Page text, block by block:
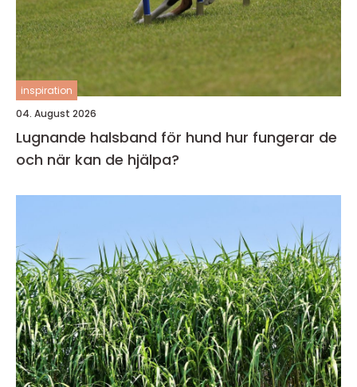
inspiration
04. August 2026
Lugnande halsband för hund hur fungerar de
och när kan de hjälpa?